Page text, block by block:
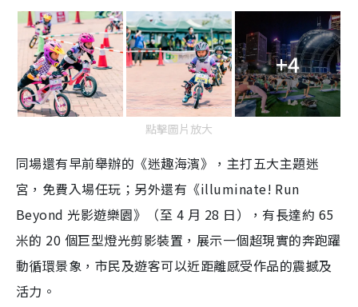
+4
點擊圖片放大
同場還有早前舉辦的《迷趣海濱》，主打五大主題迷
宮，免費入場任玩；另外還有《illuminate! Run
Beyond 光影遊樂園》（至 4 月 28 日），有長達約 65
米的 20 個巨型燈光剪影裝置，展示一個超現實的奔跑躍
動循環景象，市民及遊客可以近距離感受作品的震撼及
活力。